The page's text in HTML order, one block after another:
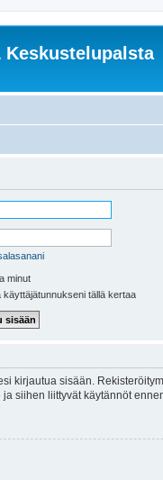
Keskustelupalsta
minut
käyttäjätunnukseni tällä kertaa
kirjautua sisään.
siihen liittyvät käytännöt